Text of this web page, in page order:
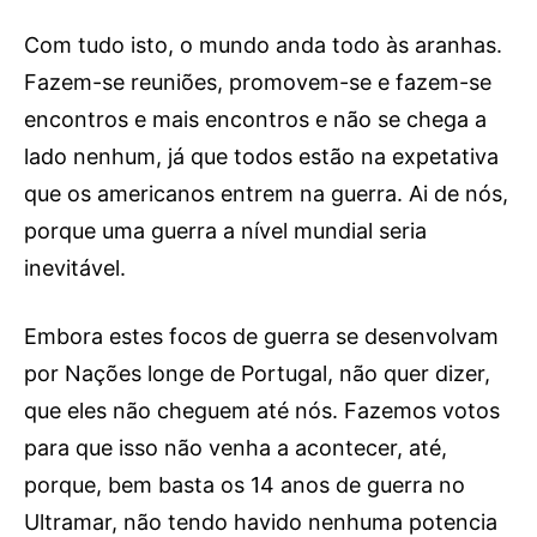
Com tudo isto, o mundo anda todo às aranhas.
Fazem-se reuniões, promovem-se e fazem-se
encontros e mais encontros e não se chega a
lado nenhum, já que todos estão na expetativa
que os americanos entrem na guerra. Ai de nós,
porque uma guerra a nível mundial seria
inevitável.
Embora estes focos de guerra se desenvolvam
por Nações longe de Portugal, não quer dizer,
que eles não cheguem até nós. Fazemos votos
para que isso não venha a acontecer, até,
porque, bem basta os 14 anos de guerra no
Ultramar, não tendo havido nenhuma potencia